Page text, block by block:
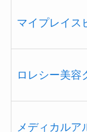
マイプレイス
ロレシー美容
メディカルア